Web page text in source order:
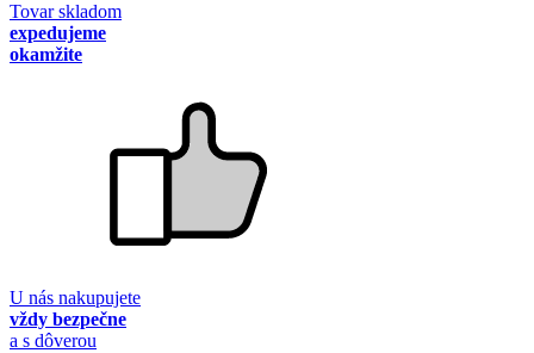
Tovar skladom
expedujeme
okamžite
U nás nakupujete
vždy bezpečne
a s dôverou